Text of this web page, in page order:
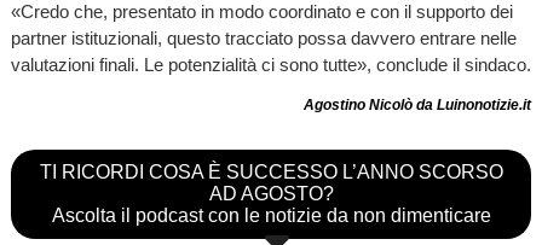
«Credo che, presentato in modo coordinato e con il supporto dei
partner istituzionali, questo tracciato possa davvero entrare nelle
valutazioni finali. Le potenzialità ci sono tutte», conclude il sindaco.
Agostino Nicolò da Luinonotizie.it
TI RICORDI COSA È SUCCESSO L’ANNO SCORSO
AD AGOSTO?
Ascolta il podcast con le notizie da non dimenticare